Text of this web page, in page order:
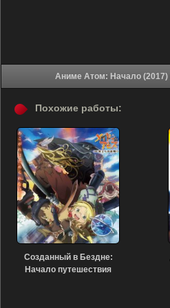
Похожие работы:
Созданный в Бездне:
Начало путешествия